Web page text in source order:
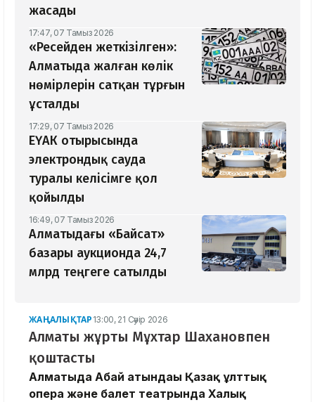
жасады
17:47, 07 Тамыз 2026
«Ресейден жеткізілген»:
Алматыда жалған көлік
нөмірлерін сатқан тұрғын
ұсталды
17:29, 07 Тамыз 2026
ЕҮАК отырысында
электрондық сауда
туралы келісімге қол
қойылды
16:49, 07 Тамыз 2026
Алматыдағы «Байсат»
базары аукционда 24,7
млрд теңгеге сатылды
ЖАҢАЛЫҚТАР 13:00, 21 Сәуір 2026
Алматы жұрты Мұхтар Шахановпен
қоштасты
Алматыда Абай атындағы Қазақ ұлттық
опера және балет театрында Халық